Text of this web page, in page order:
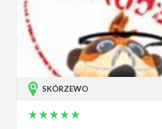
SKÓRZEWO